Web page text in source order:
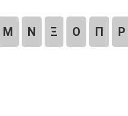
Μ Ν Ξ Ο Π Ρ